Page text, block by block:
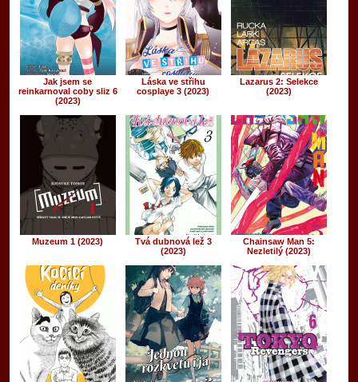
Jak jsem se
reinkarnoval coby sliz 6
(2023)
Láska ve střihu
cosplaye 3 (2023)
Lazarus 2: Selekce
(2023)
Muzeum 1 (2023)
Tvá dubnová lež 3
(2023)
Chainsaw Man 5:
Nezletilý (2023)